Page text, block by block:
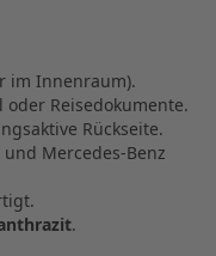
im Innenraum).
oder Reisedokumente.
Rückseite.
Mercedes‑Benz
.